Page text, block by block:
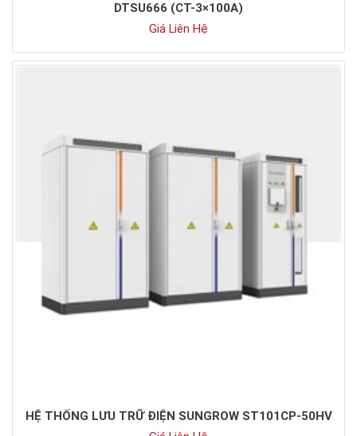
DTSU666 (CT-3×100A)
Giá Liên Hệ
HỆ THỐNG LƯU TRỮ ĐIỆN SUNGROW ST101CP-50HV